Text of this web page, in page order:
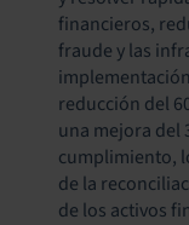
financieros,
fraude y las
reducción del
una mejora del
cumplimiento,
de la
de los activos